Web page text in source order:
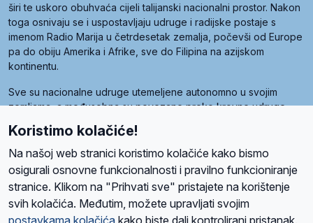
širi te uskoro obuhvaća cijeli talijanski nacionalni prostor. Nakon
toga osnivaju se i uspostavljaju udruge i radijske postaje s
imenom Radio Marija u četrdesetak zemalja, počevši od Europe
pa do obiju Amerika i Afrike, sve do Filipina na azijskom
kontinentu.
Sve su nacionalne udruge utemeljene autonomno u svojim
zemljama, a međusobna su povezane preko krovne udruge
Radio Maria). Svjetsku obitelj utemeljilo je sedam članica, među
kojima je i hrvatska Udruga Radio Marija.
O namaRadio ProgramVolonteriPrijateljiKontaktPravila privatnosti
Koristimo kolačiće!
Na našoj web stranici koristimo kolačiće kako bismo
osigurali osnovne funkcionalnosti i pravilno funkcioniranje
stranice. Klikom na "Prihvati sve" pristajete na korištenje
svih kolačića. Međutim, možete upravljati svojim
postavkama kolačića kako biste dali kontrolirani pristanak.